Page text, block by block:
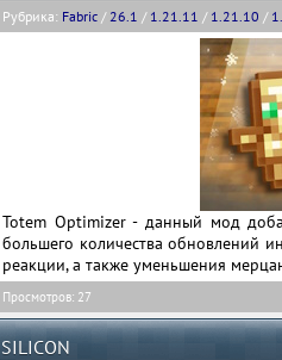
Рубрика: Fabric /26.1 / 1.21.11 / 1.21.10 /
Totem Optimizer - данный мод
большего количества обновлений
реакции, а также уменьшения
Просмотров: 27
SILICON